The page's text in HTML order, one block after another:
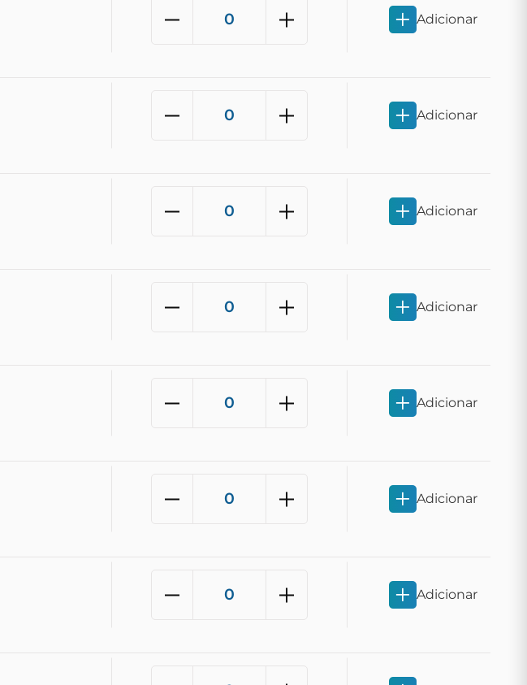
Adicionar
Adicionar
Adicionar
Adicionar
Adicionar
Adicionar
Adicionar